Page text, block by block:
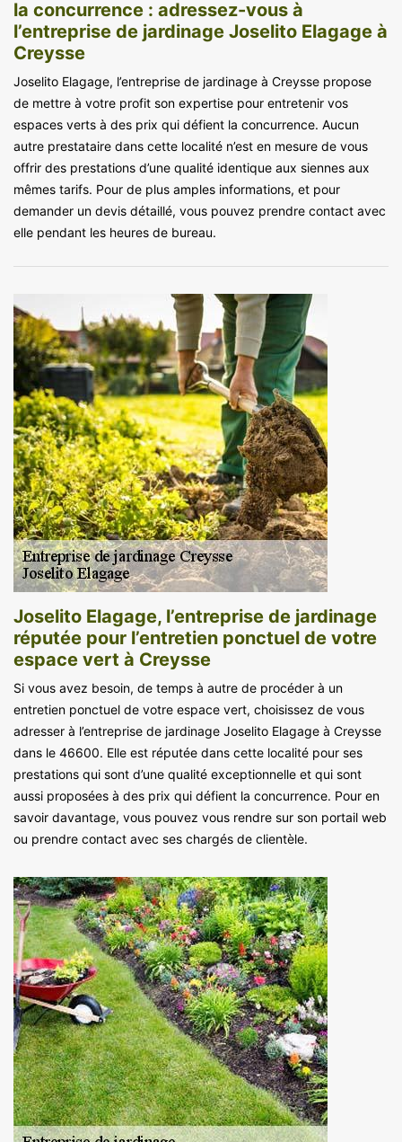
la concurrence : adressez-vous à
l’entreprise de jardinage Joselito Elagage à
Creysse
Joselito Elagage, l’entreprise de jardinage à Creysse propose
de mettre à votre profit son expertise pour entretenir vos
espaces verts à des prix qui défient la concurrence. Aucun
autre prestataire dans cette localité n’est en mesure de vous
offrir des prestations d’une qualité identique aux siennes aux
mêmes tarifs. Pour de plus amples informations, et pour
demander un devis détaillé, vous pouvez prendre contact avec
elle pendant les heures de bureau.
Joselito Elagage, l’entreprise de jardinage
réputée pour l’entretien ponctuel de votre
espace vert à Creysse
Si vous avez besoin, de temps à autre de procéder à un
entretien ponctuel de votre espace vert, choisissez de vous
adresser à l’entreprise de jardinage Joselito Elagage à Creysse
dans le 46600. Elle est réputée dans cette localité pour ses
prestations qui sont d’une qualité exceptionnelle et qui sont
aussi proposées à des prix qui défient la concurrence. Pour en
savoir davantage, vous pouvez vous rendre sur son portail web
ou prendre contact avec ses chargés de clientèle.